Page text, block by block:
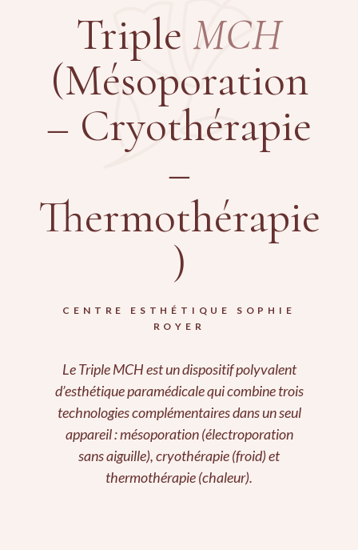
Triple MCH
(Mésoporation
– Cryothérapie
–
Thermothérapie
)
CENTRE ESTHÉTIQUE SOPHIE
ROYER
Le Triple MCH est un dispositif polyvalent
d’esthétique paramédicale qui combine trois
technologies complémentaires dans un seul
appareil : mésoporation (électroporation
sans aiguille), cryothérapie (froid) et
thermothérapie (chaleur).